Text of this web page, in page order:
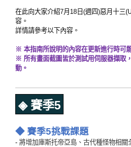
在此向大家介紹7月18日(週四)惡月十三
容。
詳情請參考以下內容。
※ 本指南所說明的內容在更新進行時可
※ 所有畫面截圖皆於測試用伺服器擷取
動。
◈ 賽季5
◆ 賽季5挑戰課題
-將增加庫斯托帝亞島、古代種怪物相關